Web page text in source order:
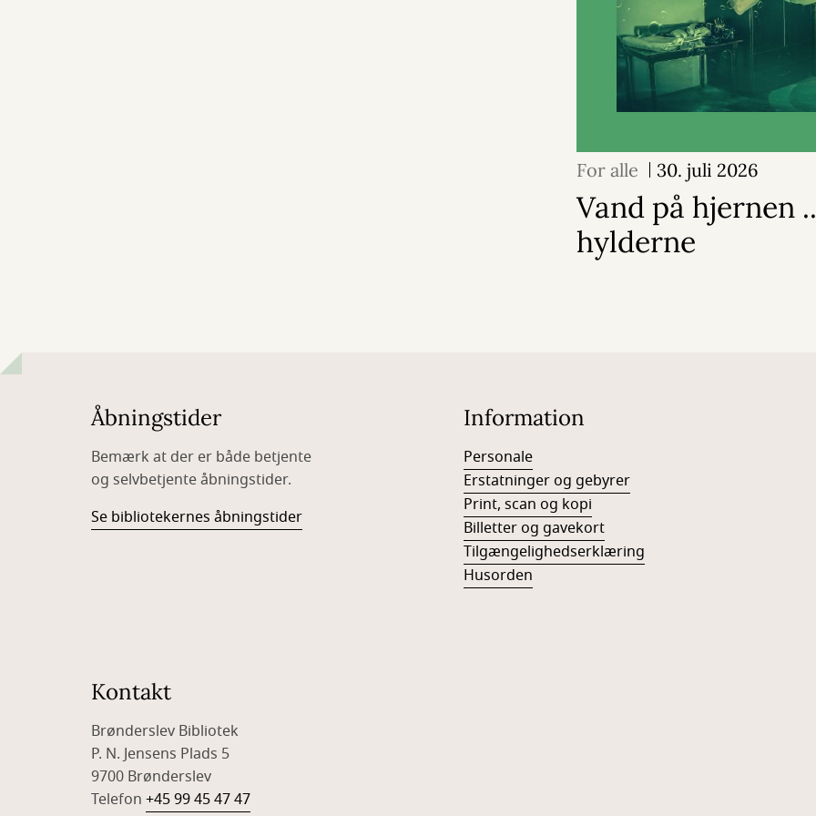
For alle 30. juli 2026
Vand på hjernen
hylderne
Åbningstider
Bemærk at der er både betjente
og selvbetjente åbningstider.
Se bibliotekernes åbningstider
Information
Personale
Erstatninger og gebyrer
Print, scan og kopi
Billetter og gavekort
Tilgængelighedserklæring
Husorden
Kontakt
Brønderslev Bibliotek
P. N. Jensens Plads 5
9700 Brønderslev
Telefon +45 99 45 47 47